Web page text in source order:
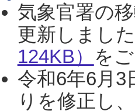
気象官署の
更新しまし
124KB） を
令和6年6月3
りを修正し